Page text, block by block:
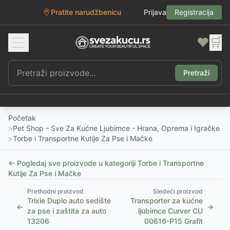
Pratite narudžbenicu Prijava Registracija
❤️ 🛒
Pretraži
Početak
>Pet Shop - Sve Za Kućne Ljubimce - Hrana, Oprema i Igračke
>Torbe i Transportne Kutije Za Pse i Mačke
← Pogledaj sve proizvode u kategoriji Torbe i Transportne
Kutije Za Pse i Mačke
←
Prethodni proizvod
Trixie Duplo auto sedište
za pse i zaštita za auto
13206
Sledeći proizvod
Transporter za kućne
ljubimce Curver CU
00616-P15 Grafit
→